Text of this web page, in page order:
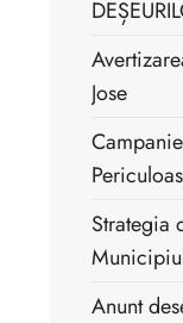
Jose
Strategia
Anunt